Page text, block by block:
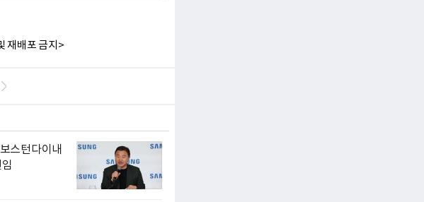
재배포 금지>
스턴다이내